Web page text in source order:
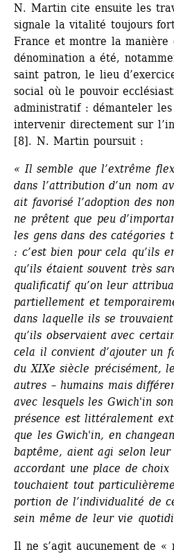
N. Martin cite ensuite les
signale la vitalité toujours
France et montre la manière
dénomination a été,
saint patron, le lieu
social où le pouvoir
administratif : démanteler
intervenir directement sur
[8]. N. Martin poursuit :
« Il semble que l’extrême
dans l’attribution d’un nom
ait favorisé l’adoption des
ne prêtent que peu
les gens dans des catégories
: c’est bien pour cela qu’ils
qu’ils étaient souvent très
qualificatif qu’on leur
partiellement et
dans laquelle ils se
qu’ils observaient avec
cela il convient d’ajouter un
du XIXe siècle précisément,
autres – humains mais
avec lesquels les Gwich'in
présence est littéralement
que les Gwich'in, en
baptême, aient agi selon
accordant une place de
touchaient tout
portion de l’individualité de
sein même de leur vie
Il ne s’agit aucunement de